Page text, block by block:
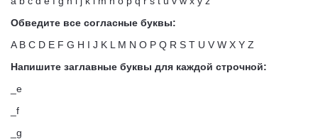
Обведите все согласные буквы:
A B C D E F G H I J K L M N O P Q R S T U V W X Y Z
Напишите заглавные буквы для каждой строчной:
_e
_f
_g